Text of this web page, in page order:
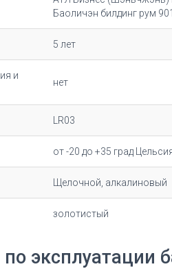
Баоличэн билдинг рум
5 лет
и
нет
LR03
от -20 до +35 град
Щелочной, алкалиновый
золотистый
эксплуатации